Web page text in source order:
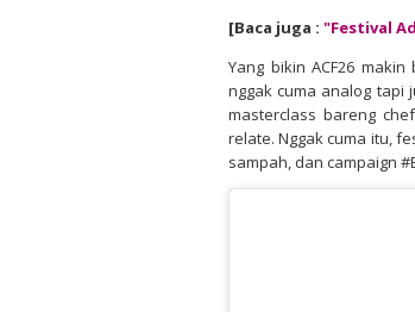
[Baca juga : "Festival
Yang bikin ACF26
nggak cuma analog tapi
masterclass bareng
relate. Nggak cuma itu,
sampah, dan campaign